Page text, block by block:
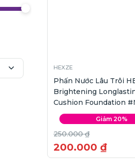
HEXZE
Phấn Nước Lâu Trôi
Brightening
Cushion Foundation
15g x2
Giảm 20%
250.000 ₫
200.000 ₫